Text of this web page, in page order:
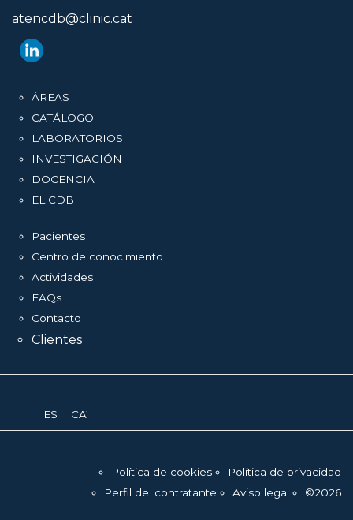
atencdb@clinic.cat
ÁREAS
CATÁLOGO
LABORATORIOS
INVESTIGACIÓN
DOCENCIA
EL CDB
Pacientes
Centro de conocimiento
Actividades
FAQs
Contacto
Clientes
ESPAÑOLCATALÀ
Política de cookies
Política de privacidad
Perfil del contratante
Aviso legal ©2026